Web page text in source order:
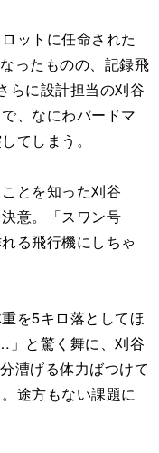
ットに任命された
ったものの、記録飛
らに設計担当の刈谷
、なにわバードマ
てしまう。
とを知った刈谷
意。「スワン号
る飛行機にしちゃ
を5キロ落としてほ
」と驚く舞に、刈谷
漕げる体力ばつけて
途方もない課題に